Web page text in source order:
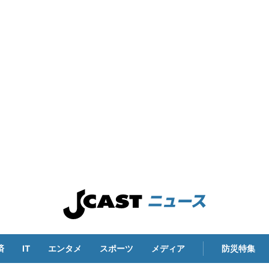
IT エンタメ スポーツ メディア 防災特集